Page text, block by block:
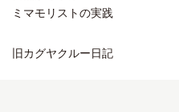
ミマモリストの実践
旧カグヤクルー日記